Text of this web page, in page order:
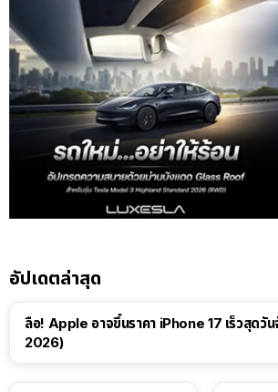
อัปเดตล่าสุด
ลือ! Apple อาจขึ้นราคา iPhone 17 เร็วสุดวั
2026)